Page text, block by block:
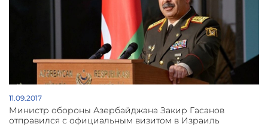
11.09.2017
Министр обороны Азербайджана Закир Гасанов
отправился с официальным визитом в Израиль